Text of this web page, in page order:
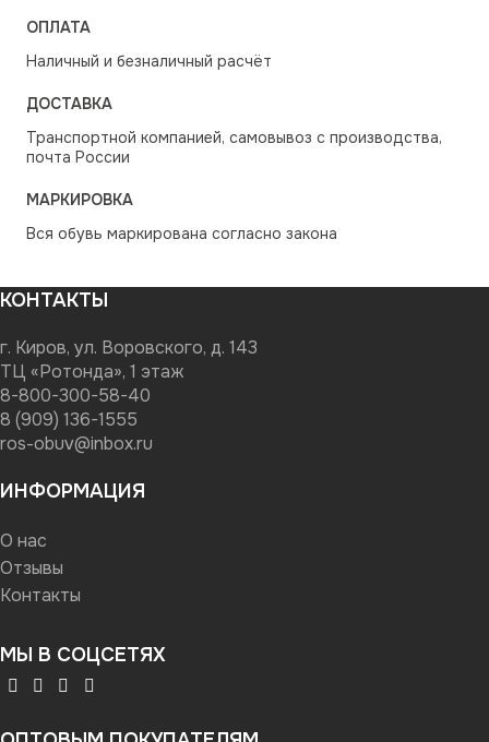
ОПЛАТА
Наличный и безналичный расчёт
ДОСТАВКА
Транспортной компанией, самовывоз с производства,
почта России
МАРКИРОВКА
Вся обувь маркирована согласно закона
КОНТАКТЫ
г. Киров, ул. Воровского, д. 143
ТЦ «Ротонда», 1 этаж
8-800-300-58-40
8 (909) 136-1555
ros-obuv@inbox.ru
ИНФОРМАЦИЯ
О нас
Отзывы
Контакты
МЫ В СОЦСЕТЯХ